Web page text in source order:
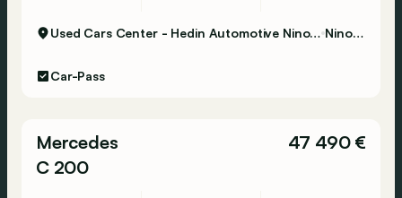
Used Cars Center - Hedin Automotive Ninove Ninove
Car-Pass
Mercedes
C 200
47 490 €